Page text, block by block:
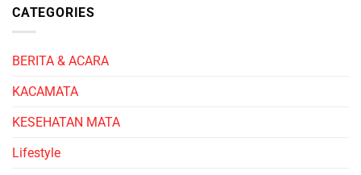
CATEGORIES
BERITA & ACARA
KACAMATA
KESEHATAN MATA
Lifestyle